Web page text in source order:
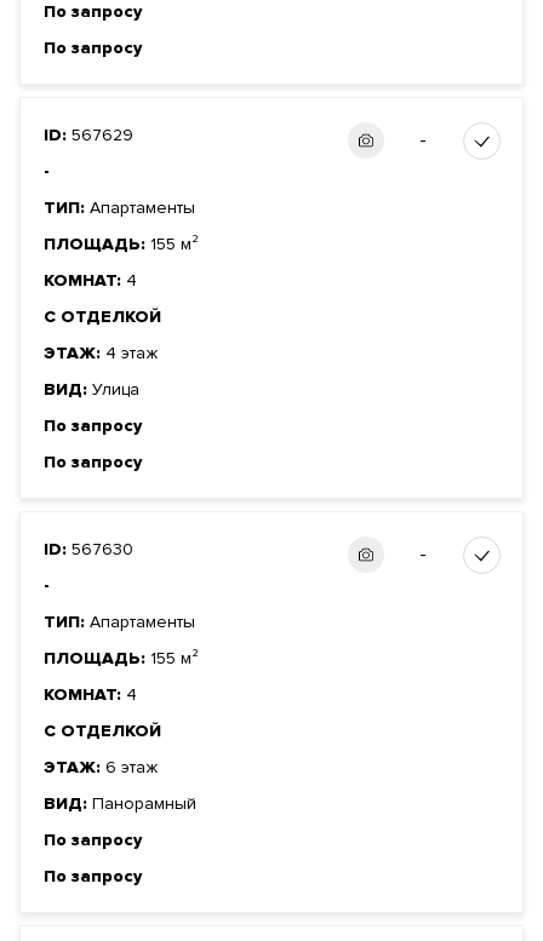
По запросу
По запросу
ID: 567629
-
ТИП: Апартаменты
ПЛОЩАДЬ: 155 м²
КОМНАТ: 4
С ОТДЕЛКОЙ
ЭТАЖ: 4 этаж
ВИД: Улица
По запросу
По запросу
-
ID: 567630
-
ТИП: Апартаменты
ПЛОЩАДЬ: 155 м²
КОМНАТ: 4
С ОТДЕЛКОЙ
ЭТАЖ: 6 этаж
ВИД: Панорамный
По запросу
По запросу
-